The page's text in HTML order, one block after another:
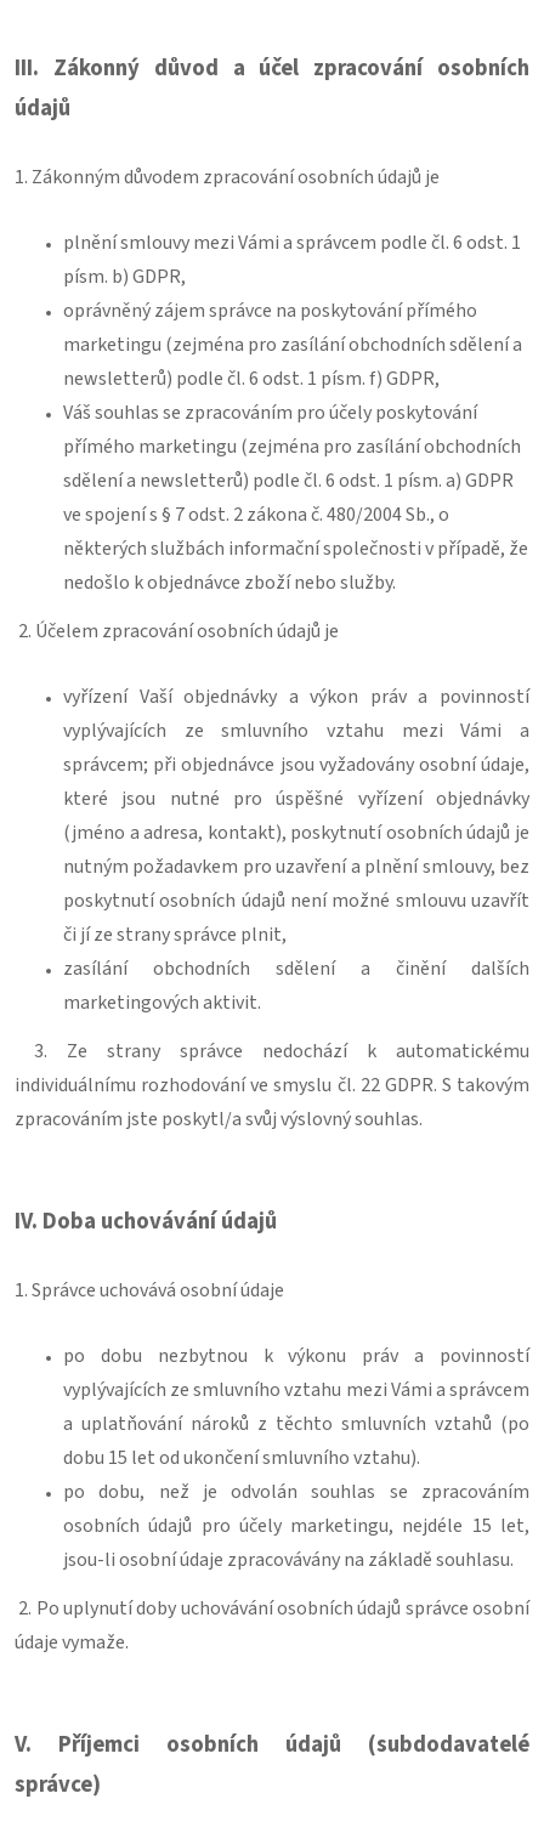
III. Zákonný důvod a účel zpracování osobních
údajů
1. Zákonným důvodem zpracování osobních údajů je
plnění smlouvy mezi Vámi a správcem podle čl. 6 odst. 1
písm. b) GDPR,
oprávněný zájem správce na poskytování přímého
marketingu (zejména pro zasílání obchodních sdělení a
newsletterů) podle čl. 6 odst. 1 písm. f) GDPR,
Váš souhlas se zpracováním pro účely poskytování
přímého marketingu (zejména pro zasílání obchodních
sdělení a newsletterů) podle čl. 6 odst. 1 písm. a) GDPR
ve spojení s § 7 odst. 2 zákona č. 480/2004 Sb., o
některých službách informační společnosti v případě, že
nedošlo k objednávce zboží nebo služby.
2. Účelem zpracování osobních údajů je
vyřízení Vaší objednávky a výkon práv a povinností
vyplývajících ze smluvního vztahu mezi Vámi a
správcem; při objednávce jsou vyžadovány osobní údaje,
které jsou nutné pro úspěšné vyřízení objednávky
(jméno a adresa, kontakt), poskytnutí osobních údajů je
nutným požadavkem pro uzavření a plnění smlouvy, bez
poskytnutí osobních údajů není možné smlouvu uzavřít
či jí ze strany správce plnit,
zasílání obchodních sdělení a činění dalších
marketingových aktivit.
3. Ze strany správce nedochází k automatickému
individuálnímu rozhodování ve smyslu čl. 22 GDPR. S takovým
zpracováním jste poskytl/a svůj výslovný souhlas.
IV. Doba uchovávání údajů
1. Správce uchovává osobní údaje
po dobu nezbytnou k výkonu práv a povinností
vyplývajících ze smluvního vztahu mezi Vámi a správcem
a uplatňování nároků z těchto smluvních vztahů (po
dobu 15 let od ukončení smluvního vztahu).
po dobu, než je odvolán souhlas se zpracováním
osobních údajů pro účely marketingu, nejdéle 15 let,
jsou-li osobní údaje zpracovávány na základě souhlasu.
2. Po uplynutí doby uchovávání osobních údajů správce osobní
údaje vymaže.
V. Příjemci osobních údajů (subdodavatelé
správce)